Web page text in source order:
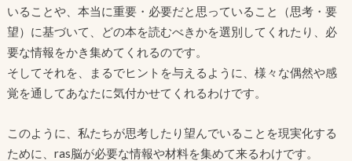
いることや、本当に重要・必要だと思っていること（思考・要
望）に基づいて、どの本を読むべきかを選別してくれたり、必
要な情報をかき集めてくれるのです。
そしてそれを、まるでヒントを与えるように、様々な偶然や感
覚を通してあなたに気付かせてくれるわけです。
このように、私たちが思考したり望んでいることを現実化する
ために、ras脳が必要な情報や材料を集めて来るわけです。